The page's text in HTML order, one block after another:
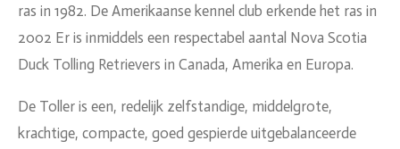
ras in 1982. De Amerikaanse kennel club erkende het ras in
2002 Er is inmiddels een respectabel aantal Nova Scotia
Duck Tolling Retrievers in Canada, Amerika en Europa.
De Toller is een, redelijk zelfstandige, middelgrote,
krachtige, compacte, goed gespierde uitgebalanceerde